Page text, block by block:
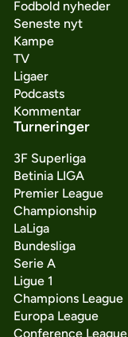
Fodbold nyheder
Seneste nyt
Kampe
TV
Ligaer
Podcasts
Kommentar
Turneringer
3F Superliga
Betinia LIGA
Premier League
Championship
LaLiga
Bundesliga
Serie A
Ligue 1
Champions League
Europa League
Conference League